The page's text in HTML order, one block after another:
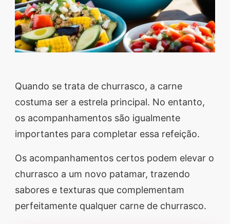
sobremesas de dar água
na boca? Nós temos
tudo o que você
culinárias incríveis,
segredos valiosos e
receitas rápidas e fáceis
que vão impressionar
todos ao seu redor.
Transforme suas
refeições e inspire-se
agora mesmo!
Quando se trata de churrasco, a carne
costuma ser a estrela principal. No entanto,
os acompanhamentos são igualmente
importantes para completar essa refeição.
Os acompanhamentos certos podem elevar o
churrasco a um novo patamar, trazendo
sabores e texturas que complementam
perfeitamente qualquer carne de churrasco.